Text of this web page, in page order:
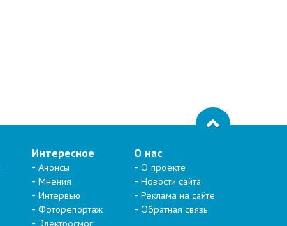
Интересное
Анонсы
Мнения
Интервью
Фоторепортаж
Электросмог
О нас
О проекте
Новости сайта
Реклама на сайте
Обратная связь